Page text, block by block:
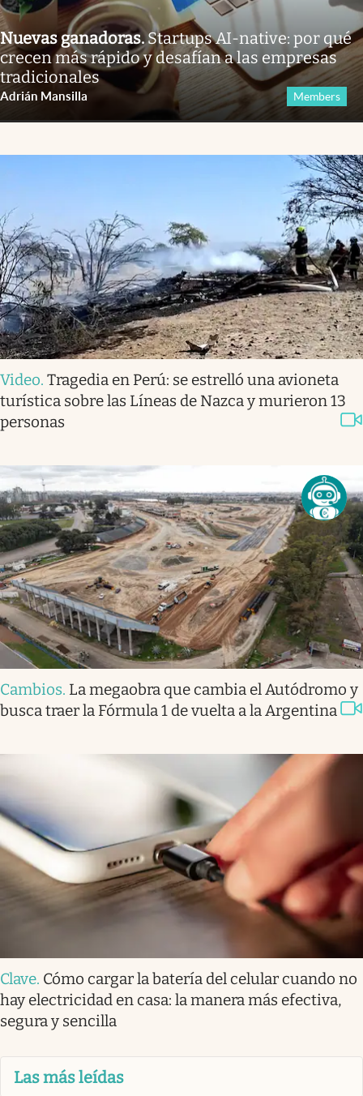
Nuevas ganadoras.Startups AI-native: por qué
crecen más rápido y desafían a las empresas
tradicionales
Adrián Mansilla Members
Video. Tragedia en Perú: se estrelló una avioneta
turística sobre las Líneas de Nazca y murieron 13
personas
Cambios. La megaobra que cambia el Autódromo y
busca traer la Fórmula 1 de vuelta a la Argentina
Clave. Cómo cargar la batería del celular cuando no
hay electricidad en casa: la manera más efectiva,
segura y sencilla
Las más leídas